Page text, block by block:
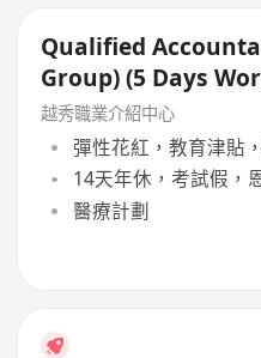
Qualified
Group) (5 Days
越秀職業介紹中心
彈性花紅，教育津貼
14天年休，考試假，
醫療計劃